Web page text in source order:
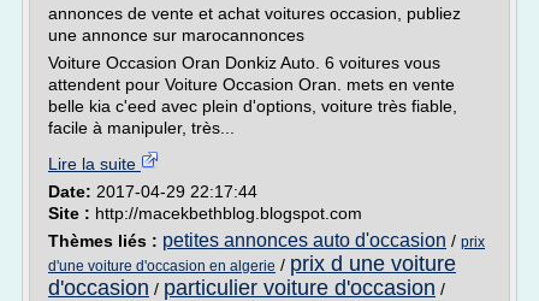
annonces de vente et achat voitures occasion, publiez
une annonce sur marocannonces
Voiture Occasion Oran Donkiz Auto. 6 voitures vous
attendent pour Voiture Occasion Oran. mets en vente
belle kia c'eed avec plein d'options, voiture très fiable,
facile à manipuler, très...
Lire la suite
Date: 2017-04-29 22:17:44
Site : http://macekbethblog.blogspot.com
Thèmes liés : petites annonces auto d'occasion / prix
d'une voiture d'occasion en algerie / prix d une voiture
d'occasion / particulier voiture d'occasion /